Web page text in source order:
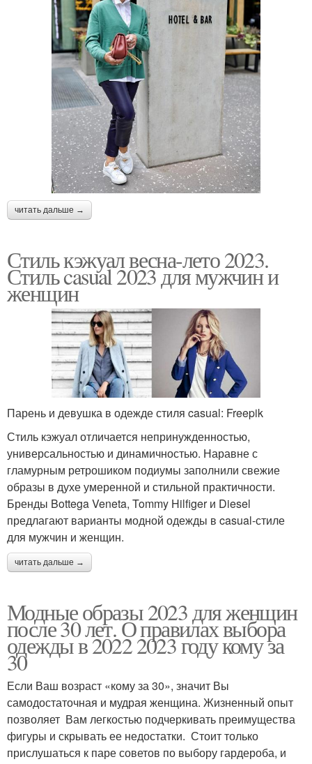
читать дальше →
Стиль кэжуал весна-лето 2023.
Стиль casual 2023 для мужчин и
женщин
Парень и девушка в одежде стиля casual: Freepik
Стиль кэжуал отличается непринужденностью,
универсальностью и динамичностью. Наравне с
гламурным ретрошиком подиумы заполнили свежие
образы в духе умеренной и стильной практичности.
Бренды Bottega Veneta, Tommy Hilfiger и Diesel
предлагают варианты модной одежды в casual-стиле
для мужчин и женщин.
читать дальше →
Модные образы 2023 для женщин
после 30 лет. О правилах выбора
одежды в 2022 2023 году кому за
30
Если Ваш возраст «кому за 30», значит Вы
самодостаточная и мудрая женщина. Жизненный опыт
позволяет Вам легкостью подчеркивать преимущества
фигуры и скрывать ее недостатки. Стоит только
прислушаться к паре советов по выбору гардероба, и